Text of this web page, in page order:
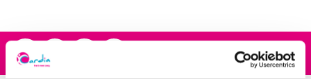
Footer